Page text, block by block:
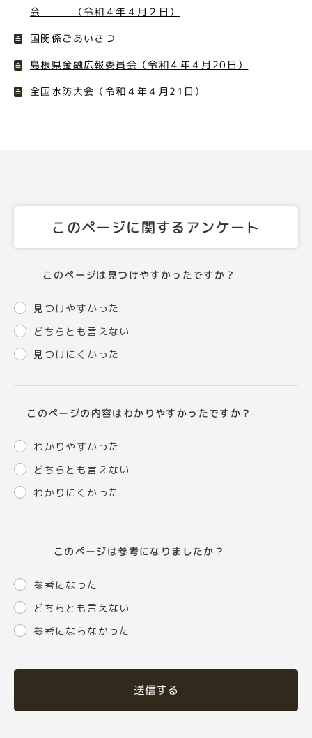
会 （令和４年４月２日）
国関係ごあいさつ
島根県金融広報委員会（令和４年４月20日）
全国水防大会（令和４年４月21日）
このページに関するアンケート
このページは見つけやすかったですか？
見つけやすかった
どちらとも言えない
見つけにくかった
このページの内容はわかりやすかったですか？
わかりやすかった
どちらとも言えない
わかりにくかった
このページは参考になりましたか？
参考になった
どちらとも言えない
参考にならなかった
送信する